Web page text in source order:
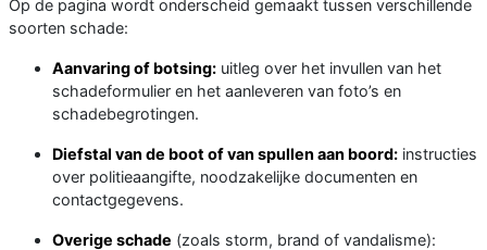
Op de pagina wordt onderscheid gemaakt tussen verschillende
soorten schade:
Aanvaring of botsing: uitleg over het invullen van het
schadeformulier en het aanleveren van foto’s en
schadebegrotingen.
Diefstal van de boot of van spullen aan boord: instructies
over politieaangifte, noodzakelijke documenten en
contactgegevens.
Overige schade (zoals storm, brand of vandalisme):